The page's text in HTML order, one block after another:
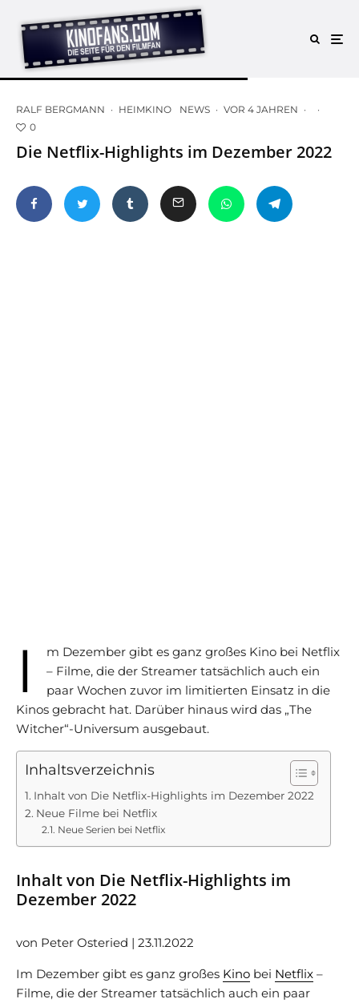
RALF BERGMANN · HEIMKINO NEWS · VOR 4 JAHREN ·
·
0
Die Netflix-Highlights im Dezember 2022
I
m Dezember gibt es ganz großes Kino bei Netflix
– Filme, die der Streamer tatsächlich auch ein
paar Wochen zuvor im limitierten Einsatz in die
Kinos gebracht hat. Darüber hinaus wird das „The
Witcher“-Universum ausgebaut.
Inhaltsverzeichnis
Inhalt von Die Netflix-Highlights im Dezember 2022
Neue Filme bei Netflix
Neue Serien bei Netflix
Inhalt von Die Netflix-Highlights im
Dezember 2022
von Peter Osteried | 23.11.2022
Im Dezember gibt es ganz großes Kino bei Netflix –
Filme, die der Streamer tatsächlich auch ein paar